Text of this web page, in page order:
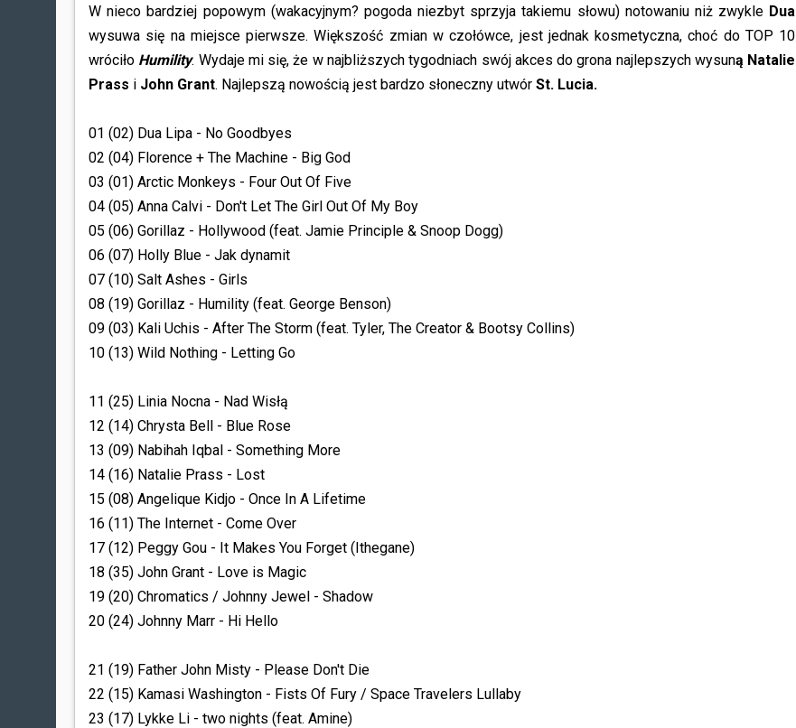
W nieco bardziej popowym (wakacyjnym? pogoda niezbyt sprzyja takiemu słowu) notowaniu niż zwykle Dua
wysuwa się na miejsce pierwsze. Większość zmian w czołówce, jest jednak kosmetyczna, choć do TOP 10
wróciło Humility. Wydaje mi się, że w najbliższych tygodniach swój akces do grona najlepszych wysuną Natalie
Prass i John Grant. Najlepszą nowością jest bardzo słoneczny utwór St. Lucia.
01 (02) Dua Lipa - No Goodbyes
02 (04) Florence + The Machine - Big God
03 (01) Arctic Monkeys - Four Out Of Five
04 (05) Anna Calvi - Don't Let The Girl Out Of My Boy
05 (06) Gorillaz - Hollywood (feat. Jamie Principle & Snoop Dogg)
06 (07) Holly Blue - Jak dynamit
07 (10) Salt Ashes - Girls
08 (19) Gorillaz - Humility (feat. George Benson)
09 (03) Kali Uchis - After The Storm (feat. Tyler, The Creator & Bootsy Collins)
10 (13) Wild Nothing - Letting Go
11 (25) Linia Nocna - Nad Wisłą
12 (14) Chrysta Bell - Blue Rose
13 (09) Nabihah Iqbal - Something More
14 (16) Natalie Prass - Lost
15 (08) Angelique Kidjo - Once In A Lifetime
16 (11) The Internet - Come Over
17 (12) Peggy Gou - It Makes You Forget (Ithegane)
18 (35) John Grant - Love is Magic
19 (20) Chromatics / Johnny Jewel - Shadow
20 (24) Johnny Marr - Hi Hello
21 (19) Father John Misty - Please Don't Die
22 (15) Kamasi Washington - Fists Of Fury / Space Travelers Lullaby
23 (17) Lykke Li - two nights (feat. Amine)